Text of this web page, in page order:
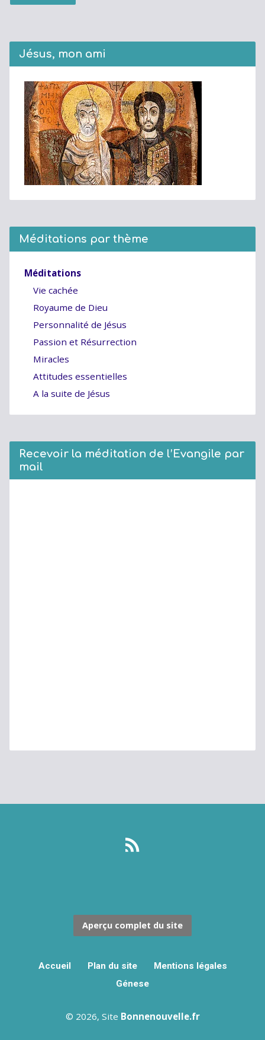
Jésus, mon ami
Méditations par thème
Méditations
Vie cachée
Royaume de Dieu
Personnalité de Jésus
Passion et Résurrection
Miracles
Attitudes essentielles
A la suite de Jésus
Recevoir la méditation de l’Evangile par
mail
Aperçu complet du site
Accueil Plan du site
Mentions légales
Génese
© 2026, Site Bonnenouvelle.fr